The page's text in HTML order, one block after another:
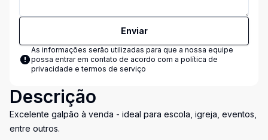
Enviar
As informações serão utilizadas para que a nossa equipe
possa entrar em contato de acordo com a política de
privacidade e termos de serviço
Descrição
Excelente galpão à venda - ideal para escola, igreja, eventos,
entre outros.